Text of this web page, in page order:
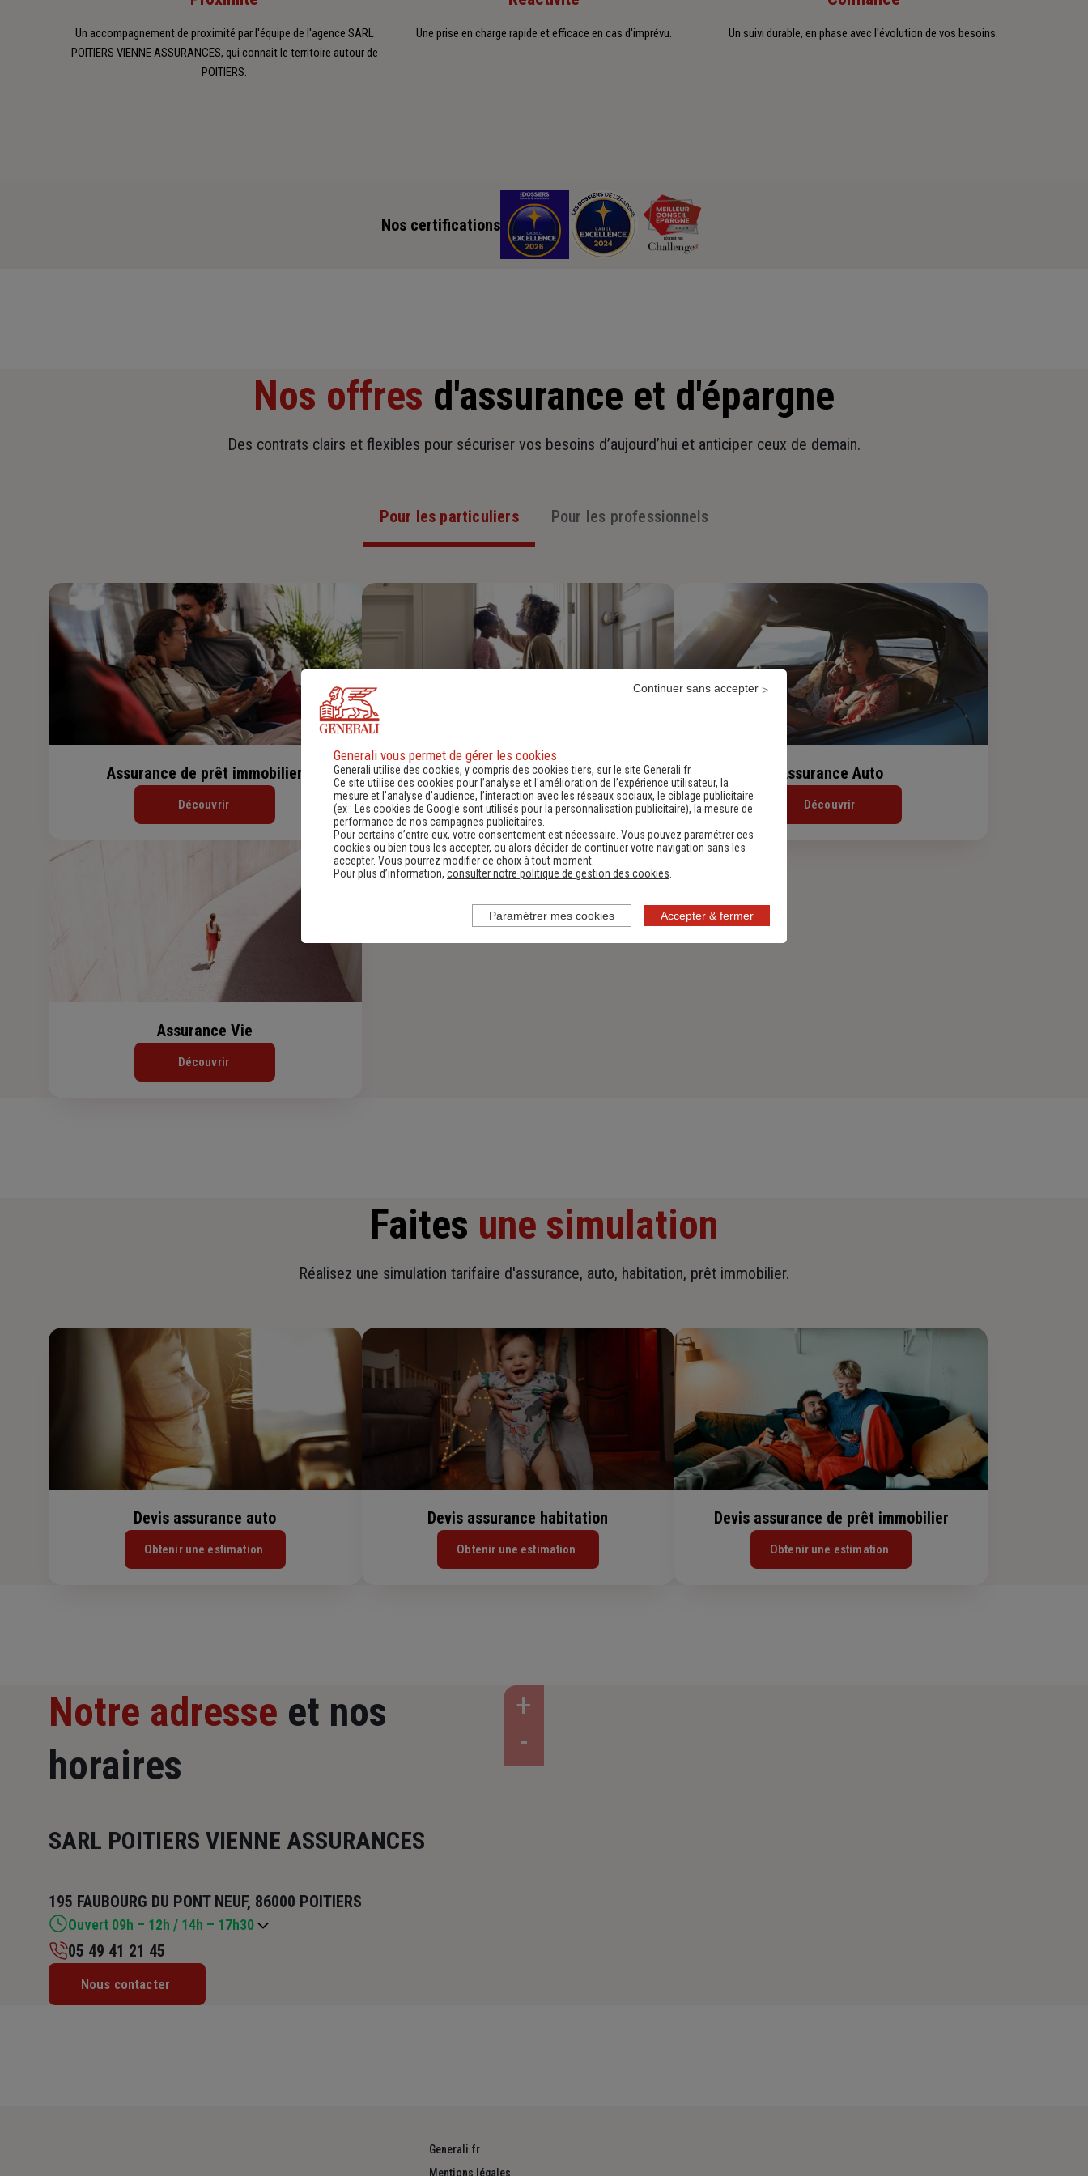
Un accompagnement de proximité par l'équipe de l'agence SARL
POITIERS VIENNE ASSURANCES, qui connait le territoire autour de
POITIERS.
Une prise en charge rapide et efficace en cas d'imprévu. Un suivi durable, en phase avec l'évolution de vos besoins.
Nos certifications
Nos offres d'assurance et d'épargne
Des contrats clairs et flexibles pour sécuriser vos besoins d’aujourd’hui et anticiper ceux de demain.
Pour les particuliers Pour les professionnels
Assurance de prêt immobilier
Découvrir
Assurance Habitation
Découvrir
Assurance Auto
Découvrir
Assurance Vie
Découvrir
Faites une simulation
Réalisez une simulation tarifaire d'assurance, auto, habitation, prêt immobilier.
Devis assurance auto
Obtenir une estimation
Devis assurance habitation
Obtenir une estimation
Devis assurance de prêt immobilier
Obtenir une estimation
Notre adresse et nos
horaires
SARL POITIERS VIENNE ASSURANCES
195 FAUBOURG DU PONT NEUF, 86000 POITIERS
Ouvert 09h – 12h / 14h – 17h30
Mardi : 09h – 12h / 14h – 17h30
05 49 41 21 45
Nous contacter
Generali.fr
Mentions légales
Generali vous permet de gérer les cookies
Generali utilise des cookies, y compris des cookies tiers, sur le site Generali.fr.
Ce site utilise des cookies pour l’analyse et l'amélioration de l’expérience utilisateur, la
mesure et l’analyse d’audience, l’interaction avec les réseaux sociaux, le ciblage publicitaire
(ex :
Les cookies de Google sont utilisés pour la personnalisation publicitaire), la mesure de
performance de nos campagnes publicitaires.
Pour certains d’entre eux, votre consentement est nécessaire. Vous pouvez paramétrer ces
cookies ou bien tous les accepter, ou alors décider de continuer votre navigation sans les
accepter. Vous pourrez modifier ce choix à tout moment.
Pour plus d’information, consulter notre politique de gestion des cookies
Accepter & fermer
Continuer sans accepter
Paramétrer mes cookies